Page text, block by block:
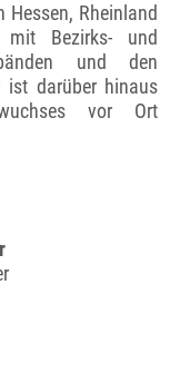
Rheinland
Bezirks- und
und den
ist darüber hinaus
vor Ort